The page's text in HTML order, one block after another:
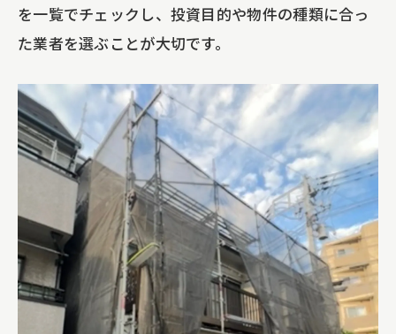
を一覧でチェックし、投資目的や物件の種類に合っ
た業者を選ぶことが大切です。